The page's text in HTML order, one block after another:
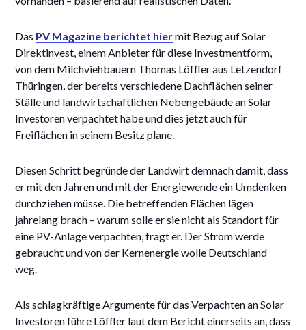
Das PV Magazine berichtet hiermit Bezug auf Solar
Direktinvest, einem Anbieter für diese Investmentform,
von dem Milchviehbauern Thomas Löffler aus Letzendorf
Thüringen, der bereits verschiedene Dachflächen seiner
Ställe und landwirtschaftlichen Nebengebäude an Solar
Investoren verpachtet habe und dies jetzt auch für
Freiflächen in seinem Besitz plane.
Diesen Schritt begründe der Landwirt demnach damit, dass
er mit den Jahren und mit der Energiewende ein Umdenken
durchziehen müsse. Die betreffenden Flächen lägen
jahrelang brach – warum solle er sie nicht als Standort für
eine PV-Anlage verpachten, fragt er. Der Strom werde
gebraucht und von der Kernenergie wolle Deutschland
weg.
Als schlagkräftige Argumente für das Verpachten an Solar
Investoren führe Löffler laut dem Bericht einerseits an, dass